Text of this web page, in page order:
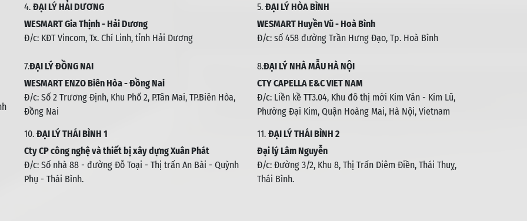
4.ĐẠI LÝ HẢI DƯƠNG
WESMART Gia Thịnh - Hải Dương
Đ/c: KĐT Vincom, Tx. Chí Linh, tỉnh Hải Dương
5. ĐẠI LÝ HÒA BÌNH
WESMART Huyền Vũ - Hoà Bình
Đ/c: số 458 đường Trần Hưng Đạo, Tp. Hoà Bình
7.ĐẠI LÝ ĐỒNG NAI
WESMART ENZO Biên Hòa - Đồng Nai
Đ/c:Số 2 Trương Định, Khu Phố 2, P.Tân Mai, TP.Biên Hòa,
Đồng Nai
8.ĐẠI LÝ NHÀ MẪU HÀ NỘI
CTY CAPELLA E&C VIET NAM
Đ/c: Liền kề TT3.04, Khu đô thị mới Kim Văn - Kim Lũ,
Phường Đại Kim, Quận Hoàng Mai, Hà Nội, Vietnam
10.ĐẠI LÝ THÁI BÌNH 1
Cty CP công nghệ và thiết bị xây dựng Xuân Phát
Đ/c: Số nhà 88 - đường Đỗ Toại - Thị trấn An Bài - Quỳnh
Phụ - Thái Bình.
11. ĐẠI LÝ THÁI BÌNH 2
Đại lý Lâm Nguyễn
Đ/c: Đường 3/2, Khu 8, Thị Trấn Diêm Điền, Thái Thuỵ,
Thái Bình.